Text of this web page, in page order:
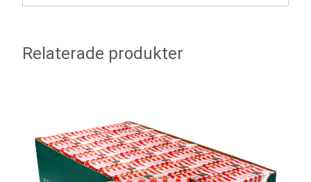
Relaterade produkter